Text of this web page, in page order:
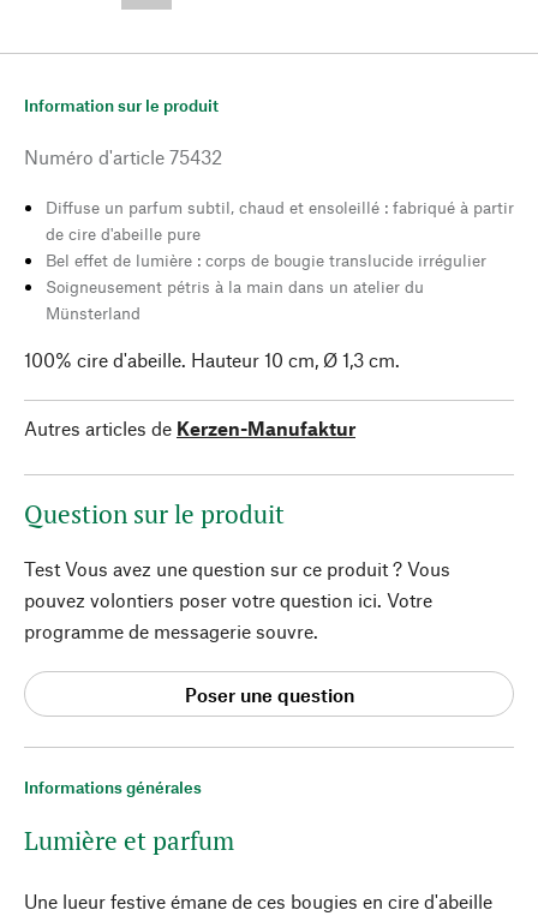
Informations générales
Lumière et parfum
Une lueur festive émane de ces bougies en cire d'abeille
Information sur le produit
Numéro d'article 75432
Diffuse un parfum subtil, chaud et ensoleillé : fabriqué à partir
de cire d'abeille pure
Bel effet de lumière : corps de bougie translucide irrégulier
Soigneusement pétris à la main dans un atelier du
Münsterland
100% cire d'abeille. Hauteur 10 cm, Ø 1,3 cm.
Autres articles de Kerzen-Manufaktur
Question sur le produit
Test Vous avez une question sur ce produit ? Vous
pouvez volontiers poser votre question ici. Votre
programme de messagerie souvre.
Poser une question